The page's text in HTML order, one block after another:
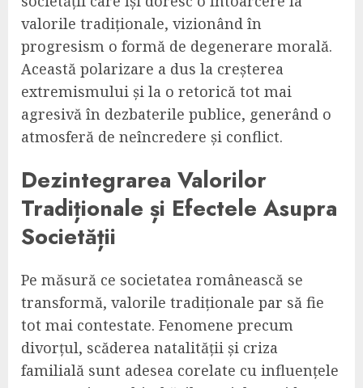
valorile tradiționale, vizionând în
progresism o formă de degenerare morală.
Această polarizare a dus la creșterea
extremismului și la o retorică tot mai
agresivă în dezbaterile publice, generând o
atmosferă de neîncredere și conflict.
Dezintegrarea Valorilor
Tradiționale și Efectele Asupra
Societății
Pe măsură ce societatea românească se
transformă, valorile tradiționale par să fie
tot mai contestate. Fenomene precum
divorțul, scăderea natalității și criza
familială sunt adesea corelate cu influențele